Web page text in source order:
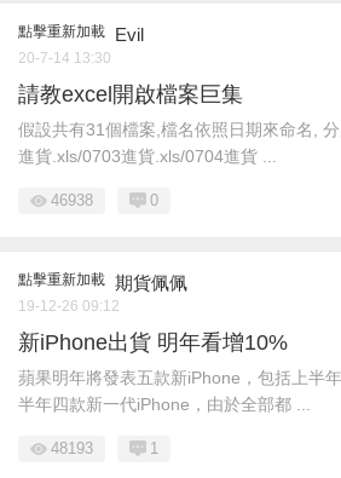
點擊重新加載 Evil
20-7-14 13:30
請教excel開啟檔案巨集
假設共有31個檔案,檔名依照日期來命名,
進貨.xls/0703進貨.xls/0704進貨 ...
46938 0
點擊重新加載 期貨佩佩
19-12-26 09:12
新iPhone出貨 明年看增10%
蘋果明年將發表五款新iPhone，包括上半
半年四款新一代iPhone，由於全部都 ...
48193 1